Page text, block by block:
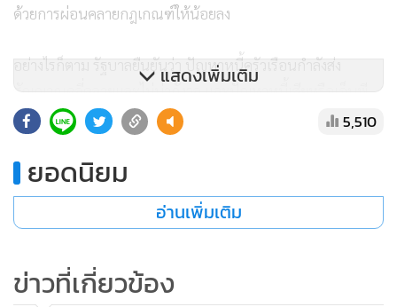
ด้วยการผ่อนคลายกฎเกณฑ์ให้น้อยลง
อย่างไรก็ตาม รัฐบาลยืนยันว่า ปัญหาหนี้ครัวเรือนกำลังส่ง
สัญญาณคลี่คลายและไม่น่ากังวล และปัญหาหนี้เสียหรือเอ็นพี
แอลในขณะนี้ถือว่ายังไม่เพิ่มสูงมาก โดยเชื่อมั่นว่าสถานการณ์
หนี้ครัวเรือนจะค่อยๆ คลี่คลายลงเมื่อเศรษฐกิจฟื้นตัว โดยเฉพาะ
ในปีนี้ที่คาดว่า เศรษฐกิจของประเทศจะมีอัตราการขยายตัวราว
3.7% ซึ่งเพิ่มขึ้นชัดเจนจากปีที่แล้วที่มีการขยายตัวเพียง 0.7%
อย่างไรก็ตาม ปัญหาหนี้ครัวเรือนถือเป็นปัญหาสะสม ก่อนที่
ช่วงสถานการณ์น้ำท่วม และโครงการรถยนต์คันแรก ทั้งนี้
กระทรวงการคลัง ธนาคารแห่งประเทศไทย และสำนักงานคณะ
แสดงเพิ่มเติม
5,510
ยอดนิยม
อ่านเพิ่มเติม
ข่าวที่เกี่ยวข้อง